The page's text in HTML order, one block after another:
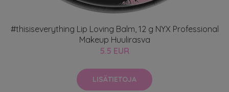
#thisiseverything Lip Loving Balm, 12 g NYX Professional
Makeup Huulirasva
5.5 EUR
LISÄTIETOJA